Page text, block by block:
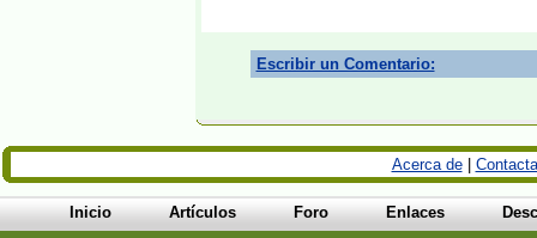
Escribir un Comentario:
Acerca de|
Inicio Artículos Foro Enlaces